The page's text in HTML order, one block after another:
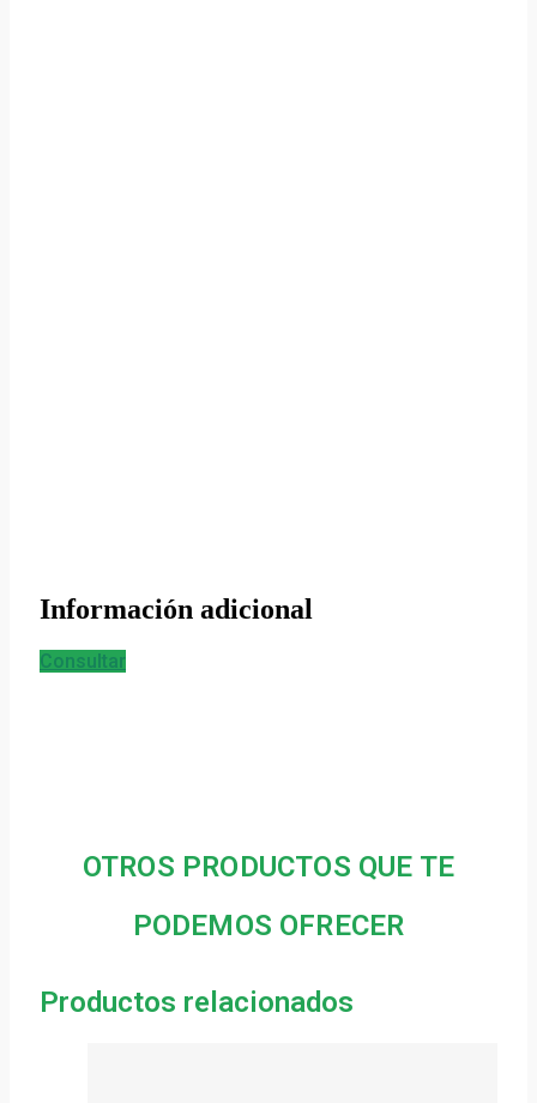
Información adicional
Consultar
OTROS PRODUCTOS QUE TE
PODEMOS OFRECER
Productos relacionados